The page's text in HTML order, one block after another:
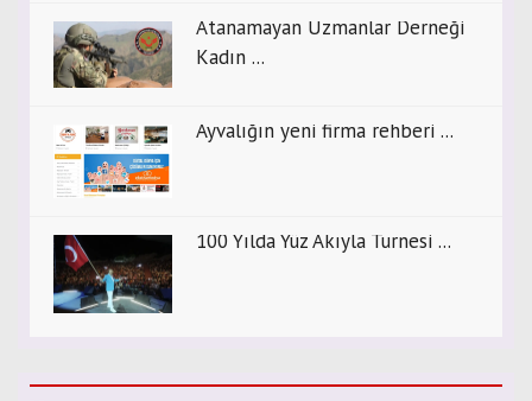
Atanamayan Uzmanlar Derneği
Kadın ...
Ayvalığın yeni firma rehberi ...
100 Yılda Yüz Akıyla Turnesi ...